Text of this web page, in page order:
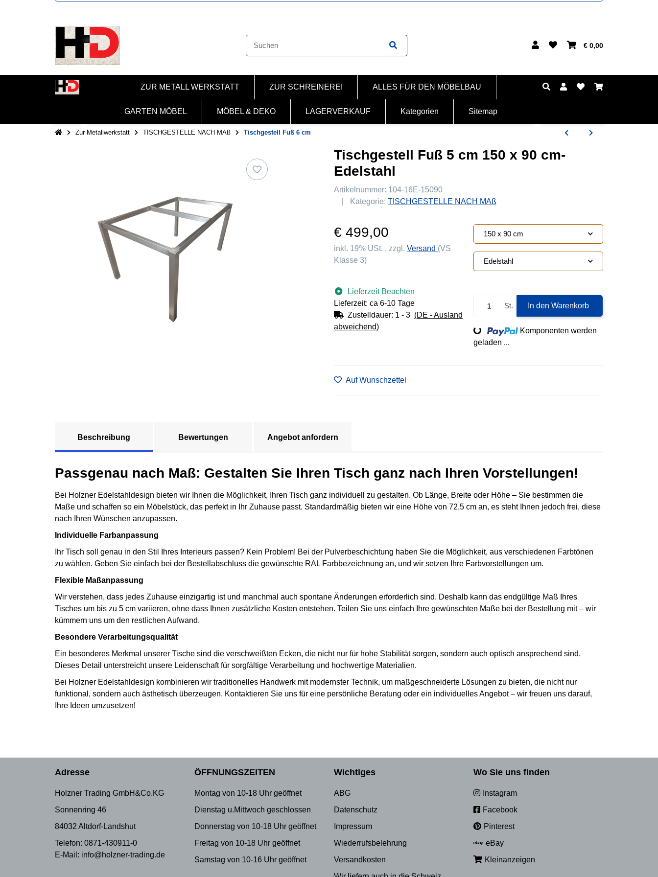
€ 0,00
ZUR METALL WERKSTATT ZUR SCHREINEREI ALLES FÜR DEN MÖBELBAU
GARTEN MÖBEL MÖBEL & DEKO LAGERVERKAUF Kategorien Sitemap
Zur Metallwerkstatt TISCHGESTELLE NACH MAß Tischgestell Fuß 6 cm
Tischgestell Fuß 5 cm 150 x 90 cm-
Edelstahl
Artikelnummer: 104-16E-15090
Kategorie: TISCHGESTELLE NACH MAß
€ 499,00
inkl. 19% USt. , zzgl. Versand (VS
Klasse 3)
Lieferzeit Beachten
Lieferzeit: ca 6-10 Tage
Zustelldauer: 1 - 3 (DE - Ausland
abweichend)
150 x 90 cm
Edelstahl
St. In den Warenkorb
Loading...
Komponenten werden
geladen ...
Auf Wunschzettel
Beschreibung Bewertungen Angebot anfordern
Passgenau nach Maß: Gestalten Sie Ihren Tisch ganz nach Ihren Vorstellungen!
Bei Holzner Edelstahldesign bieten wir Ihnen die Möglichkeit, Ihren Tisch ganz individuell zu gestalten. Ob Länge, Breite oder Höhe – Sie bestimmen die
Maße und schaffen so ein Möbelstück, das perfekt in Ihr Zuhause passt. Standardmäßig bieten wir eine Höhe von 72,5 cm an, es steht Ihnen jedoch frei, diese
nach Ihren Wünschen anzupassen.
Individuelle Farbanpassung
Ihr Tisch soll genau in den Stil Ihres Interieurs passen? Kein Problem! Bei der Pulverbeschichtung haben Sie die Möglichkeit, aus verschiedenen Farbtönen
zu wählen. Geben Sie einfach bei der Bestellabschluss die gewünschte RAL Farbbezeichnung an, und wir setzen Ihre Farbvorstellungen um.
Flexible Maßanpassung
Wir verstehen, dass jedes Zuhause einzigartig ist und manchmal auch spontane Änderungen erforderlich sind. Deshalb kann das endgültige Maß Ihres
Tisches um bis zu 5 cm variieren, ohne dass Ihnen zusätzliche Kosten entstehen. Teilen Sie uns einfach Ihre gewünschten Maße bei der Bestellung mit – wir
kümmern uns um den restlichen Aufwand.
Besondere Verarbeitungsqualität
Ein besonderes Merkmal unserer Tische sind die verschweißten Ecken, die nicht nur für hohe Stabilität sorgen, sondern auch optisch ansprechend sind.
Dieses Detail unterstreicht unsere Leidenschaft für sorgfältige Verarbeitung und hochwertige Materialien.
Bei Holzner Edelstahldesign kombinieren wir traditionelles Handwerk mit modernster Technik, um maßgeschneiderte Lösungen zu bieten, die nicht nur
funktional, sondern auch ästhetisch überzeugen. Kontaktieren Sie uns für eine persönliche Beratung oder ein individuelles Angebot – wir freuen uns darauf,
Ihre Ideen umzusetzen!
Adresse
Holzner Trading GmbH&Co.KG
Sonnenring 46
84032 Altdorf-Landshut
Telefon: 0871-430911-0
E-Mail: info@holzner-trading.de
ÖFFNUNGSZEITEN
Montag von 10-18 Uhr geöffnet
Dienstag u.Mittwoch geschlossen
Donnerstag von 10-18 Uhr geöffnet
Freitag von 10-18 Uhr geöffnet
Samstag von 10-16 Uhr geöffnet
Wichtiges
ABG
Datenschutz
Impressum
Wiederrufsbelehrung
Versandkosten
Wo Sie uns finden
Instagram
Facebook
Pinterest
eBay
Kleinanzeigen